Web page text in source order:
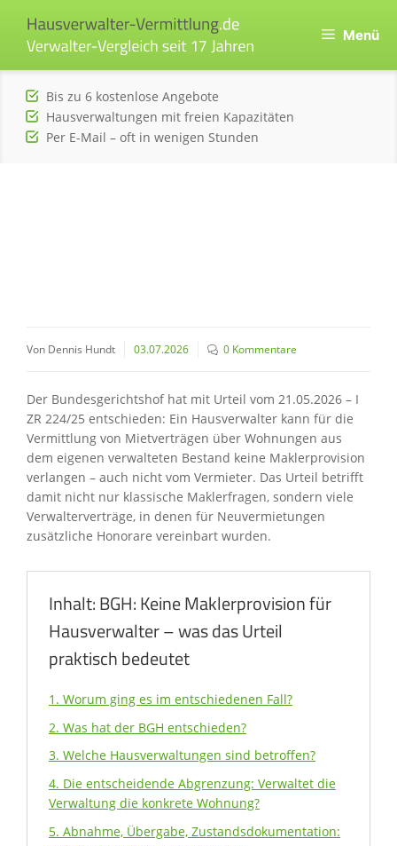
Inhalt
springen
Menü
Bis zu 6 kostenlose Angebote
Hausverwaltungen mit freien Kapazitäten
Per E-Mail – oft in wenigen Stunden
Von Dennis Hundt 03.07.2026 0 Kommentare
Der Bundesgerichtshof hat mit Urteil vom 21.05.2026 – I
ZR 224/25 entschieden: Ein Hausverwalter kann für die
Vermittlung von Mietverträgen über Wohnungen aus
dem eigenen verwalteten Bestand keine Maklerprovision
verlangen – auch nicht vom Vermieter. Das Urteil betrifft
damit nicht nur klassische Maklerfragen, sondern viele
Verwalterverträge, in denen für Neuvermietungen
zusätzliche Honorare vereinbart wurden.
Inhalt: BGH: Keine Maklerprovision für
Hausverwalter – was das Urteil
praktisch bedeutet
1. Worum ging es im entschiedenen Fall?
2. Was hat der BGH entschieden?
3. Welche Hausverwaltungen sind betroffen?
4. Die entscheidende Abgrenzung: Verwaltet die
Verwaltung die konkrete Wohnung?
5. Abnahme, Übergabe, Zustandsdokumentation: